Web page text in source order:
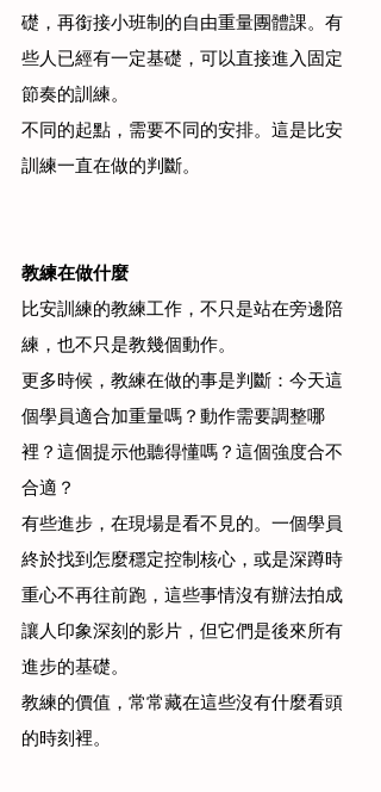
礎，再銜接小班制的自由重量團體課。有
些人已經有一定基礎，可以直接進入固定
節奏的訓練。
不同的起點，需要不同的安排。這是比安
訓練一直在做的判斷。
教練在做什麼
比安訓練的教練工作，不只是站在旁邊陪
練，也不只是教幾個動作。
更多時候，教練在做的事是判斷：今天這
個學員適合加重量嗎？動作需要調整哪
裡？這個提示他聽得懂嗎？這個強度合不
合適？
有些進步，在現場是看不見的。一個學員
終於找到怎麼穩定控制核心，或是深蹲時
重心不再往前跑，這些事情沒有辦法拍成
讓人印象深刻的影片，但它們是後來所有
進步的基礎。
教練的價值，常常藏在這些沒有什麼看頭
的時刻裡。